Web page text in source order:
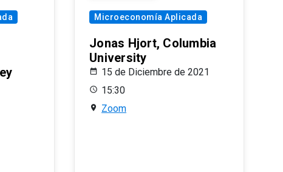
Microeconomía Aplicada
Jonas Hjort, Columbia
University
15 de Diciembre de 2021
15:30
Zoom